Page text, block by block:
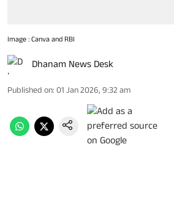
Image : Canva and RBI
Dhanam News Desk
Published on: 01 Jan 2026, 9:32 am